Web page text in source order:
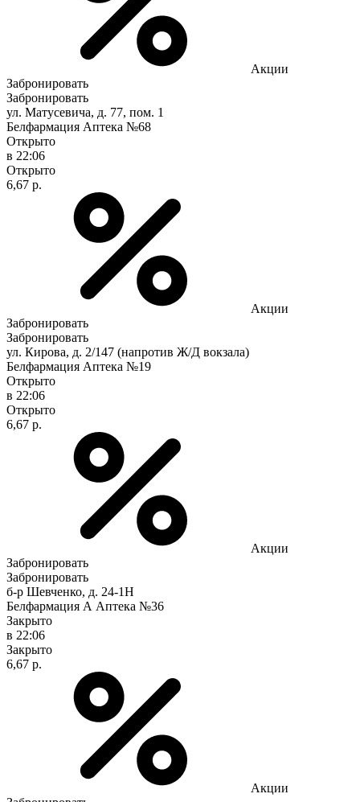
Акции
Забронировать
Забронировать
ул. Матусевича, д. 77, пом. 1
Белфармация Аптека №68
Открыто
в 22:06
Открыто
6,67 р.
Акции
Забронировать
Забронировать
ул. Кирова, д. 2/147 (напротив Ж/Д вокзала)
Белфармация Аптека №19
Открыто
в 22:06
Открыто
6,67 р.
Акции
Забронировать
Забронировать
б-р Шевченко, д. 24-1Н
Белфармация А Аптека №36
Закрыто
в 22:06
Закрыто
6,67 р.
Акции